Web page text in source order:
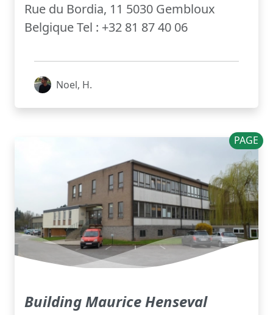
Rue du Bordia, 11 5030 Gembloux
Belgique Tel : +32 81 87 40 06
Noel, H.
PAGE
Building Maurice Henseval